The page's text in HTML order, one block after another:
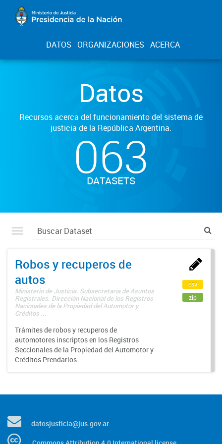
DATOS ORGANIZACIONES ACERCA
Datos
Recursos acerca del funcionamiento del sistema de
justicia de la República Argentina.
063
DATASETS
Robos y recuperos de
autos
Ministerio de Justicia. Subsecretaría de Asuntos
Registrales. Dirección Nacional de los Registros
Nacionales de la Propiedad del Automotor y
Créditos ...
Trámites de robos y recuperos de
automotores inscriptos en los Registros
Seccionales de la Propiedad del Automotor y
Créditos Prendarios.
csv
zip
datosjusticia@jus.gov.ar